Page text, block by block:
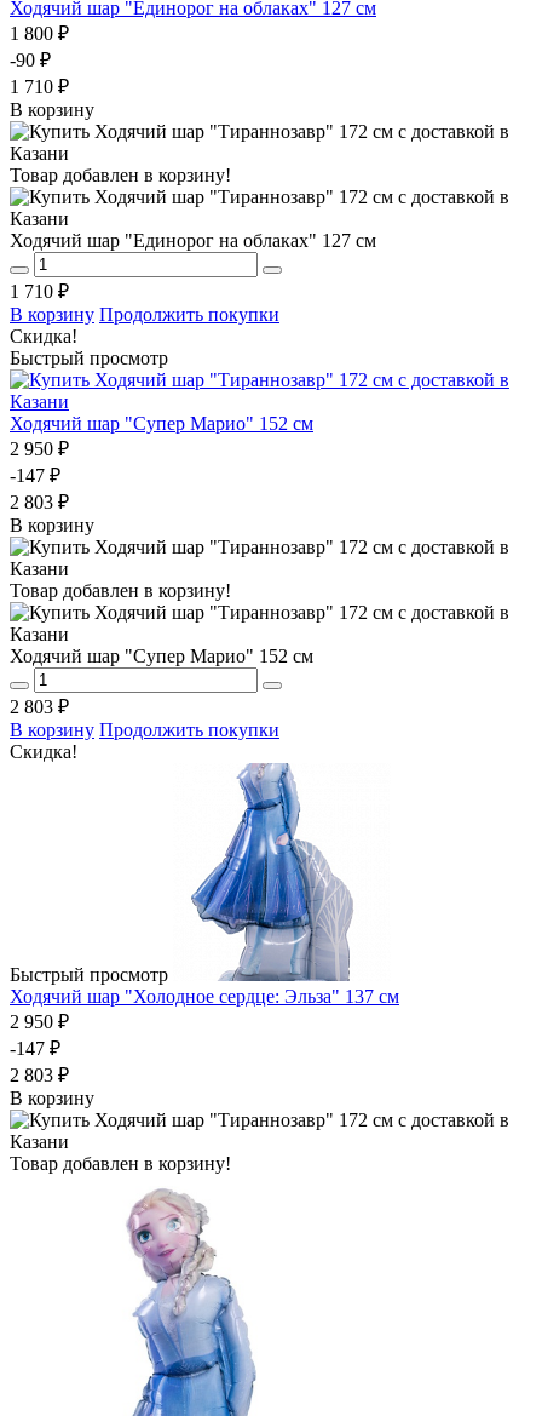
Ходячий шар "Единорог на облаках" 127 см
1 800 ₽
-90 ₽
1 710 ₽
В корзину
Товар добавлен в корзину!
Ходячий шар "Единорог на облаках" 127 см
1 710 ₽
В корзину Продолжить покупки
Скидка!
Быстрый просмотр
Ходячий шар "Супер Марио" 152 см
2 950 ₽
-147 ₽
2 803 ₽
В корзину
Товар добавлен в корзину!
Ходячий шар "Супер Марио" 152 см
2 803 ₽
В корзину Продолжить покупки
Скидка!
Быстрый просмотр
Ходячий шар "Холодное сердце: Эльза" 137 см
2 950 ₽
-147 ₽
2 803 ₽
В корзину
Товар добавлен в корзину!